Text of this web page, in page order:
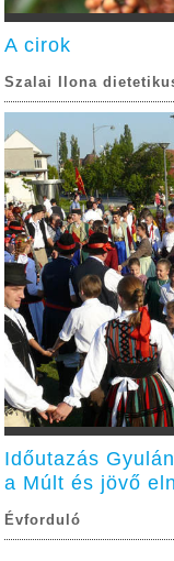
A cirok
Szalai Ilona
Időutazás
a Múlt és jövő
Évforduló